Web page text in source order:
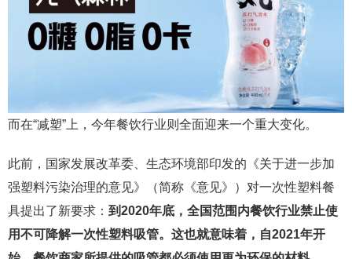
而在“减塑”上，今年餐饮行业则全面迎来一个重大变化。
此前，国家发展改革委、生态环境部印发的《关于进一步加
强塑料污染治理的意见》（简称《意见》）对一次性塑料餐
具提出了新要求： 到2020年底，全国范围内餐饮行业禁止使
用不可降解一次性塑料吸管。这也就意味着，自2021年开